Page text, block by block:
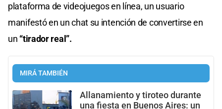
plataforma de videojuegos en línea, un usuario
manifestó en un chat su intención de convertirse en
un “tirador real”.
MIRÁ TAMBIÉN
Allanamiento y tiroteo durante
una fiesta en Buenos Aires: un